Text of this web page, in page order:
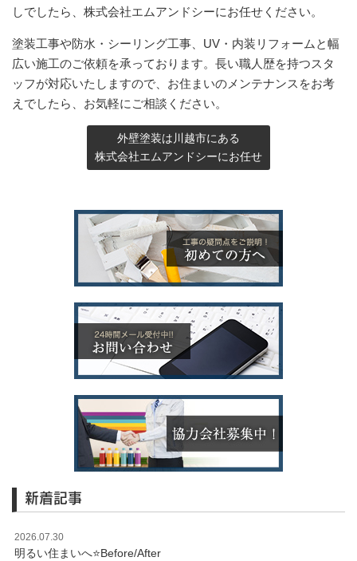
しでしたら、株式会社エムアンドシーにお任せください。
塗装工事や防水・シーリング工事、UV・内装リフォームと幅
広い施工のご依頼を承っております。長い職人歴を持つスタ
ッフが対応いたしますので、お住まいのメンテナンスをお考
えでしたら、お気軽にご相談ください。
外壁塗装は川越市にある
株式会社エムアンドシーにお任せ
新着記事
2026.07.30
明るい住まいへ⭐️Before/After